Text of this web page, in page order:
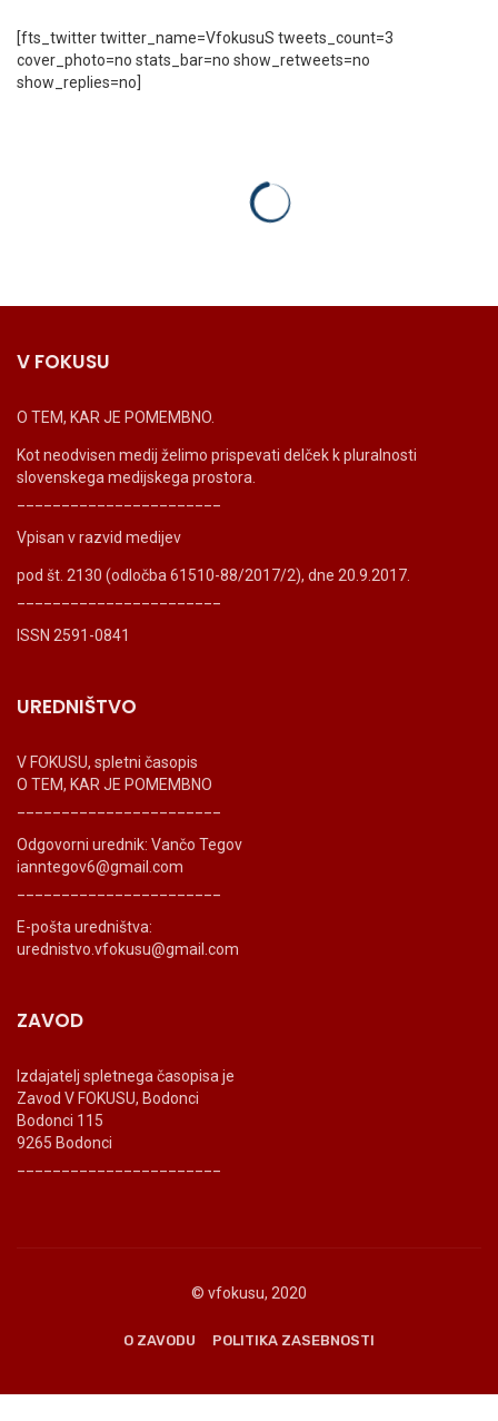
[fts_twitter twitter_name=VfokusuS tweets_count=3
cover_photo=no stats_bar=no show_retweets=no
show_replies=no]
V FOKUSU
O TEM, KAR JE POMEMBNO.
Kot neodvisen medij želimo prispevati delček k pluralnosti
slovenskega medijskega prostora.
Vpisan v razvid medijev
pod št. 2130 (odločba 61510-88/2017/2), dne 20.9.2017.
ISSN 2591-0841
UREDNIŠTVO
V FOKUSU, spletni časopis
O TEM, KAR JE POMEMBNO
Odgovorni urednik: Vančo Tegov
ianntegov6@gmail.com
E-pošta uredništva:
urednistvo.vfokusu@gmail.com
ZAVOD
Izdajatelj spletnega časopisa je
Zavod V FOKUSU, Bodonci
Bodonci 115
9265 Bodonci
© vfokusu, 2020
O ZAVODU POLITIKA ZASEBNOSTI